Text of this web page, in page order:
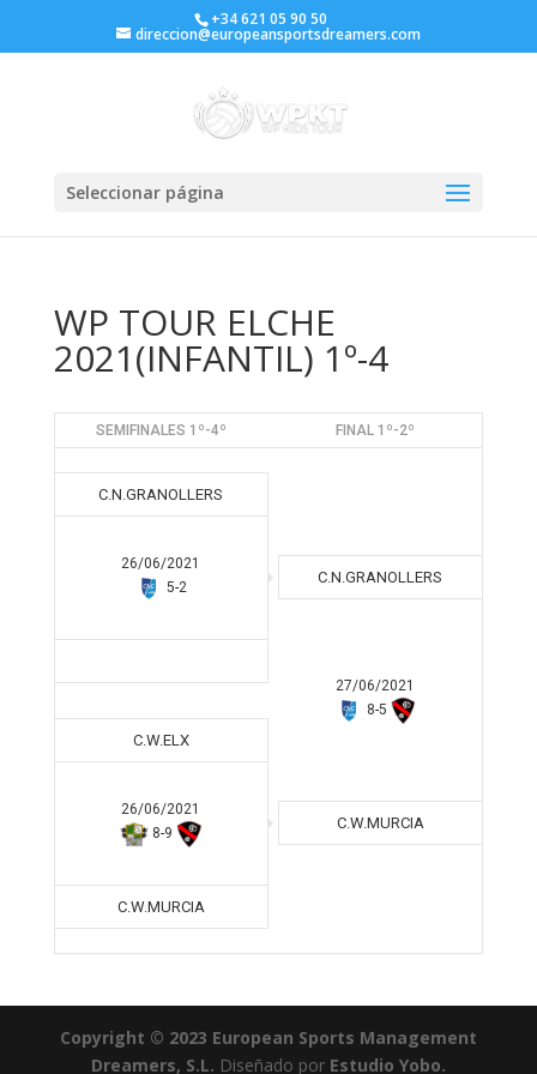
+34 621 05 90 50
direccion@europeansportsdreamers.com
Seleccionar página
WP TOUR ELCHE
2021(INFANTIL) 1º-4
SEMIFINALES 1º-4º FINAL 1º-2º
C.N.GRANOLLERS
26/06/2021
5-2
C.N.GRANOLLERS
27/06/2021
8-5
C.W.ELX
26/06/2021
8-9
C.W.MURCIA
C.W.MURCIA
Copyright © 2023 European Sports Management
Dreamers, S.L. Diseñado por Estudio Yobo.